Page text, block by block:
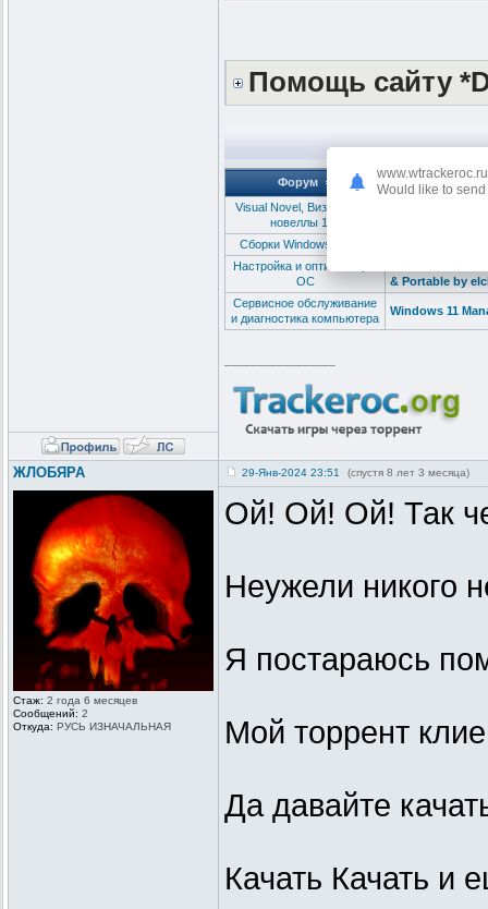
Помощь сайту
Форум
Visual Novel, Визуальные
новеллы 18+
Сборки Windows 8 и 8.1
Настройка и оптимизация
ОС
& Portable by
Сервисное обслуживание
и диагностика компьютера
Windows 11
ЖЛОБЯРА
Стаж: 2 года 6 месяцев
Сообщений: 2
Откуда: РУСЬ ИЗНАЧАЛЬНАЯ
29-Янв-2024 23:51 (спустя 8 лет 3 месяца)
Ой! Ой! Ой! Так
Неужели никого
Я постараюсь
Мой торрент
Да давайте
Качать Качать и
www.wtrackeroc.ru
Would like to